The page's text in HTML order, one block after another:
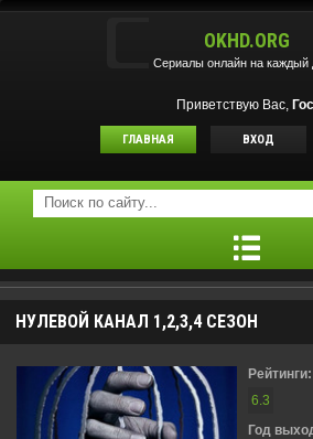
OKHD.ORG
Сериалы онлайн на каждый
Приветствую Вас,
ГЛАВНАЯ ВХОД
НУЛЕВОЙ КАНАЛ 1,2,3,4 СЕЗОН
Рейтинги:
6.3
Год